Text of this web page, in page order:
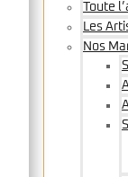
Toute
Les
Nos